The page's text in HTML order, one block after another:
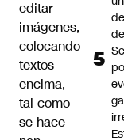
editar
imágenes,
colocando
textos
encima,
tal como
se hace